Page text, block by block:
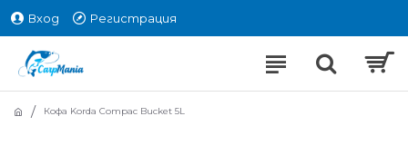
Вход Регистрация
Кофа Korda Compac Bucket 5L